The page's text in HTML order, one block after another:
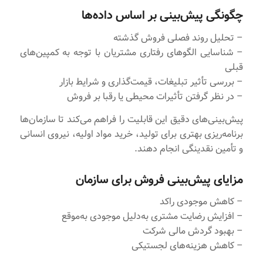
چگونگی پیش‌بینی بر اساس داده‌ها
– تحلیل روند فصلی فروش گذشته
– شناسایی الگوهای رفتاری مشتریان با توجه به کمپین‌های
قبلی
– بررسی تأثیر تبلیغات، قیمت‌گذاری و شرایط بازار
– در نظر گرفتن تأثیرات محیطی یا رقبا بر فروش
پیش‌بینی‌های دقیق این قابلیت را فراهم می‌کند تا سازمان‌ها
برنامه‌ریزی بهتری برای تولید، خرید مواد اولیه، نیروی انسانی
و تأمین نقدینگی انجام دهند.
مزایای پیش‌بینی فروش برای سازمان
– کاهش موجودی راکد
– افزایش رضایت مشتری به‌دلیل موجودی به‌موقع
– بهبود گردش مالی شرکت
– کاهش هزینه‌های لجستیکی